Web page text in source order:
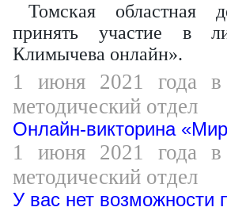
Томская областная
принять участие в
Климычева онлайн».
1 июня 2021 года в
методический отдел
Онлайн-викторина
1 июня 2021 года в
методический отдел
У вас нет возможности